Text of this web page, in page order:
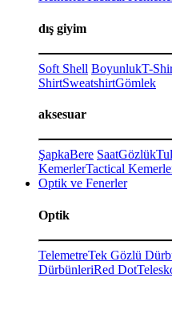
dış giyim
Soft Shell BoyunlukT-
ShirtSweatshirtGömlek
aksesuar
ŞapkaBere SaatGözlük
KemerlerTactical
Optik ve Fenerler
Optik
TelemetreTek Gözlü
DürbünleriRed Dot